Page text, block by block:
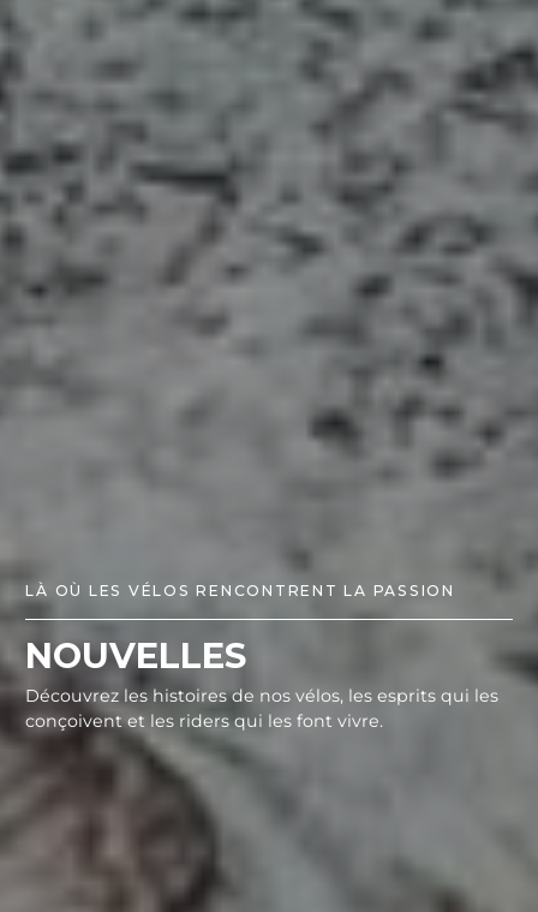
LÀ OÙ LES VÉLOS RENCONTRENT LA PASSION
NOUVELLES
Découvrez les histoires de nos vélos, les esprits qui les
conçoivent et les riders qui les font vivre.